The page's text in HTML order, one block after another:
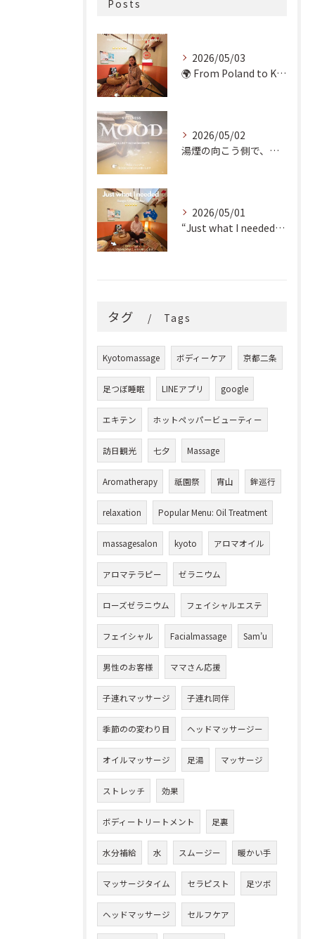
Posts
2026/05/03
🌍 From Poland to Kyoto! 🇵🇱✨
2026/05/02
湯煙の向こう側で、魂の輪郭を整える。
2026/05/01
“Just what I needed!” ✨
タグ Tags
Kyotomassage ボディーケア 京都二条
足つぼ睡眠 LINEアプリ google
エキテン ホットペッパービューティー
訪日観光 七夕 Massage
Aromatherapy 祇園祭 宵山 鉾巡行
relaxation Popular Menu: Oil Treatment
massagesalon kyoto アロマオイル
アロマテラピー ゼラニウム
ローズゼラニウム フェイシャルエステ
フェイシャル Facialmassage Sam’u
男性のお客様 ママさん応援
子連れマッサージ 子連れ同伴
季節のの変わり目 ヘッドマッサージー
オイルマッサージ 足湯 マッサージ
ストレッチ 効果
ボディートリートメント 足裏
水分補給 水 スムージー 暖かい手
マッサージタイム セラピスト 足ツボ
ヘッドマッサージ セルフケア